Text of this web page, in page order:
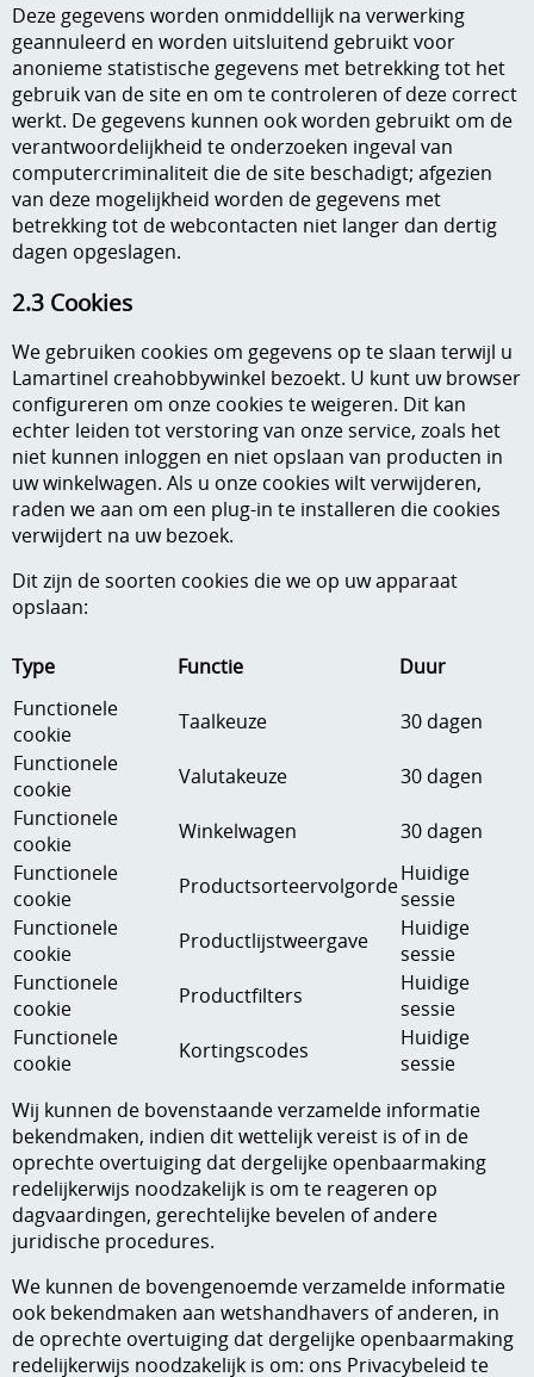
Deze gegevens worden onmiddellijk na verwerking
geannuleerd en worden uitsluitend gebruikt voor
anonieme statistische gegevens met betrekking tot het
gebruik van de site en om te controleren of deze correct
werkt. De gegevens kunnen ook worden gebruikt om de
verantwoordelijkheid te onderzoeken ingeval van
computercriminaliteit die de site beschadigt; afgezien
van deze mogelijkheid worden de gegevens met
betrekking tot de webcontacten niet langer dan dertig
dagen opgeslagen.
2.3 Cookies
We gebruiken cookies om gegevens op te slaan terwijl u
Lamartinel creahobbywinkel bezoekt. U kunt uw browser
configureren om onze cookies te weigeren. Dit kan
echter leiden tot verstoring van onze service, zoals het
niet kunnen inloggen en niet opslaan van producten in
uw winkelwagen. Als u onze cookies wilt verwijderen,
raden we aan om een plug-in te installeren die cookies
verwijdert na uw bezoek.
Dit zijn de soorten cookies die we op uw apparaat
opslaan:
Type Functie
Duur
Functionele
cookie
Taalkeuze
30 dagen
Functionele
cookie
Valutakeuze
30 dagen
Functionele
cookie
Winkelwagen
30 dagen
Functionele
cookie
ProductsorteervolgordeHuidige
sessie
Functionele
cookie
Productlijstweergave
Huidige
sessie
Functionele
cookie
Productfilters
Huidige
sessie
Functionele
cookie
Kortingscodes
Huidige
sessie
Wij kunnen de bovenstaande verzamelde informatie
bekendmaken, indien dit wettelijk vereist is of in de
oprechte overtuiging dat dergelijke openbaarmaking
redelijkerwijs noodzakelijk is om te reageren op
dagvaardingen, gerechtelijke bevelen of andere
juridische procedures.
We kunnen de bovengenoemde verzamelde informatie
ook bekendmaken aan wetshandhavers of anderen, in
de oprechte overtuiging dat dergelijke openbaarmaking
redelijkerwijs noodzakelijk is om: ons Privacybeleid te